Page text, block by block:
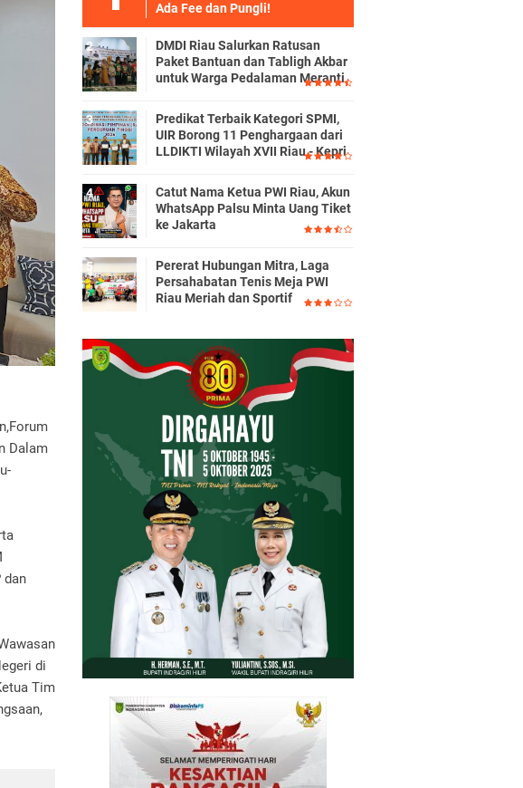
Dalam
dan
di
Tim
Ada Fee dan Pungli!
DMDI Riau Salurkan Ratusan
Paket Bantuan dan Tabligh Akbar
untuk Warga Pedalaman Meranti
Predikat Terbaik Kategori SPMI,
UIR Borong 11 Penghargaan dari
LLDIKTI Wilayah XVII Riau - Kepri
Catut Nama Ketua PWI Riau, Akun
WhatsApp Palsu Minta Uang Tiket
ke Jakarta
Pererat Hubungan Mitra, Laga
Persahabatan Tenis Meja PWI
Riau Meriah dan Sportif